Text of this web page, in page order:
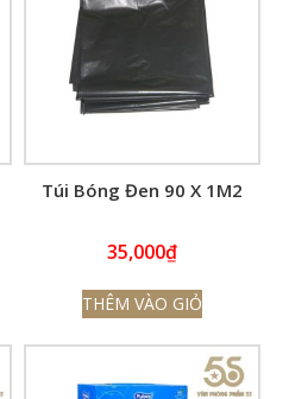
Túi Bóng Đen 90 X 1M2
35,000₫
THÊM VÀO GIỎ